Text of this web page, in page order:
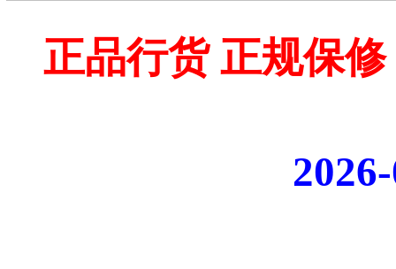
正品行货 正规保